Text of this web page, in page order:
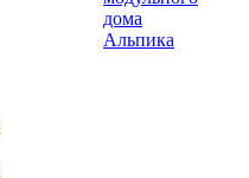
дома
Альпика